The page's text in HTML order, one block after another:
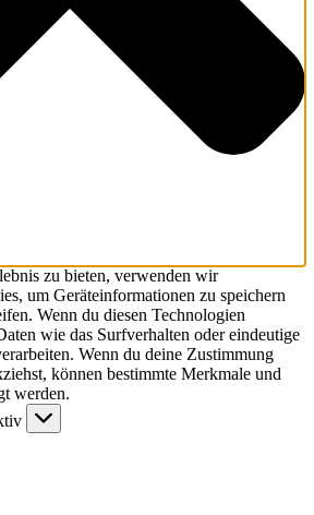
zu bieten, verwenden wir
um Geräteinformationen zu speichern
Wenn du diesen Technologien
wie das Surfverhalten oder eindeutige
Wenn du deine Zustimmung
können bestimmte Merkmale und
werden.